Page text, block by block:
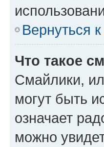
Вернуться
Что такое
Смайлики,
могут быть
означает
можно